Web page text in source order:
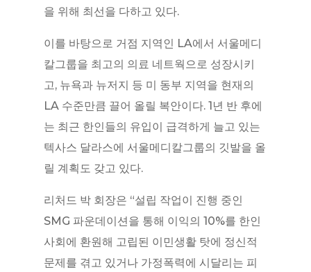
을 위해 최선을 다하고 있다.
이를 바탕으로 거점 지역인 LA에서 서울메디
칼그룹을 최고의 의료 네트웍으로 성장시키
고, 뉴욕과 뉴저지 등 미 동부 지역을 현재의
LA 수준만큼 끌어 올릴 복안이다. 1년 반 후에
는 최근 한인들의 유입이 급격하게 늘고 있는
텍사스 달라스에 서울메디칼그룹의 깃발을 올
릴 계획도 갖고 있다.
리처드 박 회장은 “설립 작업이 진행 중인
SMG 파운데이션을 통해 이익의 10%를 한인
사회에 환원해 고립된 이민생활 탓에 정신적
문제를 겪고 있거나 가정폭력에 시달리는 피